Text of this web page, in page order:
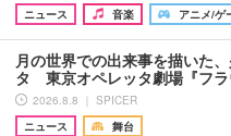
ニュース
音楽 アニメ/ゲ
月の世界での出来事を描いた
タ 東京オペレッタ劇場『フ
2026.8.8 ｜ SPICER
ニュース
舞台